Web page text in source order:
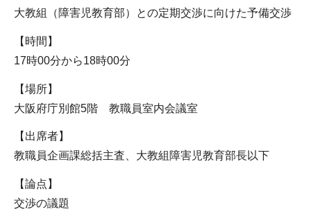
大教組（障害児教育部）との定期交渉に向けた予備交渉
【時間】
17時00分から18時00分
【場所】
大阪府庁別館5階 教職員室内会議室
【出席者】
教職員企画課総括主査、大教組障害児教育部長以下
【論点】
交渉の議題